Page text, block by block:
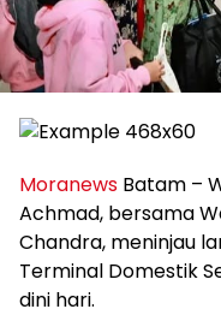
Moranews Batam –
Achmad, bersama
Chandra, meninjau
Terminal Domestik
dini hari.